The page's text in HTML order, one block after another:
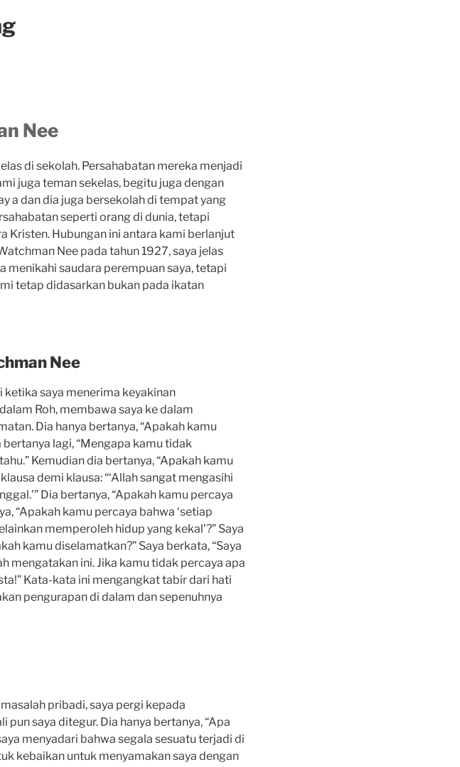
Nee
di sekolah. Persahabatan mereka menjadi
juga teman sekelas, begitu juga dengan
a dan dia juga bersekolah di tempat yang
seperti orang di dunia, tetapi
Kristen. Hubungan ini antara kami berlanjut
Nee pada tahun 1927, saya jelas
menikahi saudara perempuan saya, tetapi
tetap didasarkan bukan pada ikatan
Nee
ketika saya menerima keyakinan
Roh, membawa saya ke dalam
Dia hanya bertanya, “Apakah kamu
bertanya lagi, “Mengapa kamu tidak
Kemudian dia bertanya, “Apakah kamu
demi klausa: “‘Allah sangat mengasihi
Dia bertanya, “Apakah kamu percaya
“Apakah kamu percaya bahwa ‘setiap
memperoleh hidup yang kekal’?” Saya
kamu diselamatkan?” Saya berkata, “Saya
mengatakan ini. Jika kamu tidak percaya apa
Kata-kata ini mengangkat tabir dari hati
pengurapan di dalam dan sepenuhnya
pribadi, saya pergi kepada
saya ditegur. Dia hanya bertanya, “Apa
menyadari bahwa segala sesuatu terjadi di
kebaikan untuk menyamakan saya dengan